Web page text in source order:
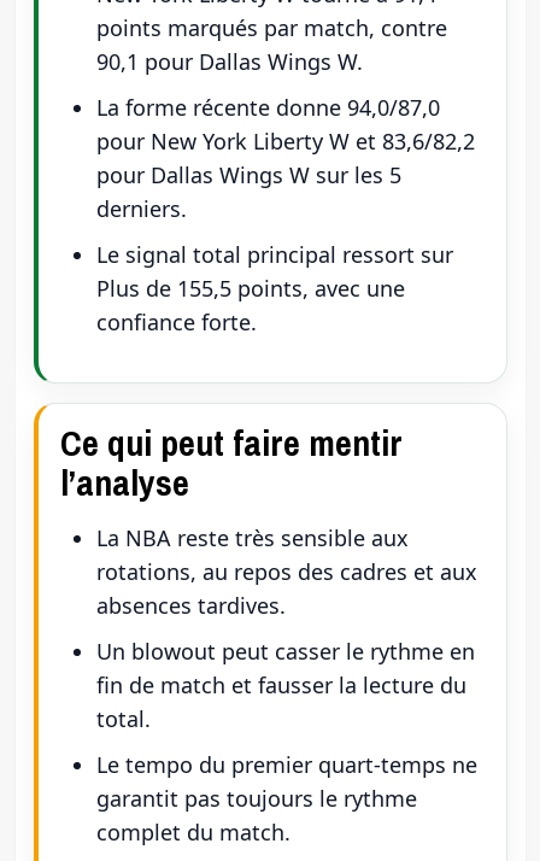
points marqués par match, contre
90,1 pour Dallas Wings W.
La forme récente donne 94,0/87,0
pour New York Liberty W et 83,6/82,2
pour Dallas Wings W sur les 5
derniers.
Le signal total principal ressort sur
Plus de 155,5 points, avec une
confiance forte.
Ce qui peut faire mentir
l’analyse
La NBA reste très sensible aux
rotations, au repos des cadres et aux
absences tardives.
Un blowout peut casser le rythme en
fin de match et fausser la lecture du
total.
Le tempo du premier quart-temps ne
garantit pas toujours le rythme
complet du match.